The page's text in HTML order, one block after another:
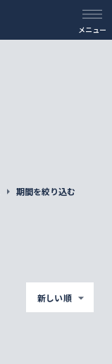
メニュー
期間を絞り込む
新しい順